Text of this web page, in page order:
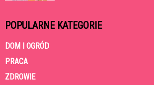
POPULARNE KATEGORIE
DOM I OGRÓD
PRACA
ZDROWIE